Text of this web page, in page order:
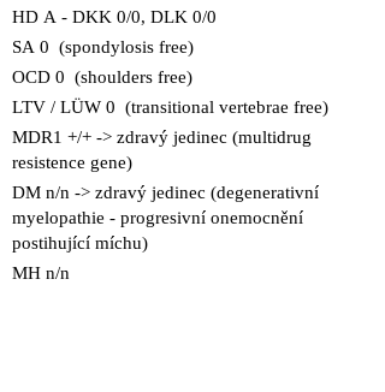
HD A - DKK 0/0, DLK 0/0
SA 0 (spondylosis free)
OCD 0 (shoulders free)
LTV / LÜW 0 (transitional vertebrae free)
MDR1 +/+ -> zdravý jedinec (multidrug
resistence gene)
DM n/n -> zdravý jedinec (degenerativní
myelopathie - progresivní onemocnění
postihující míchu)
MH n/n